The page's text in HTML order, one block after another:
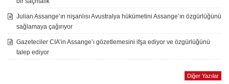
Julian Assange’ın nişanlısı Avustralya hükümetini Assange’ın özgürlüğünü
sağlamaya çağırıyor
Gazeteciler CIA’in Assange’ı gözetlemesini ifşa ediyor ve özgürlüğünü
talep ediyor
Diğer Yazılar